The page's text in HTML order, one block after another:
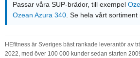
Passar våra SUP-brädor, till exempel
Ozean Azura 340. Se hela vårt sortiment
HEfitness är Sveriges bäst rankade leverantör av
2022, med över 100 000 kunder sedan starten